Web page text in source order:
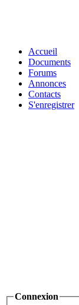
Accueil
Documents
Forums
Annonces
Contacts
S'enregistrer
Connexion